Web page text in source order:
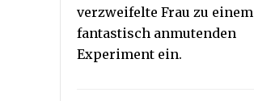
verzweifelte Frau zu einem
fantastisch anmutenden
Experiment ein.